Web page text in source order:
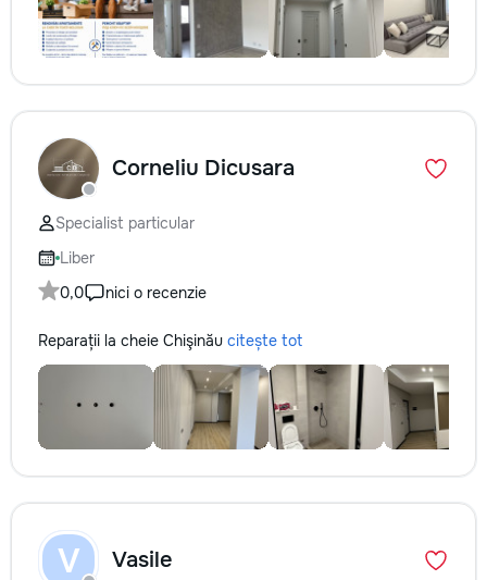
Corneliu Dicusara
Specialist particular
Liber
0,0
nici o recenzie
Reparații la cheie Chişinău citește tot
V Vasile